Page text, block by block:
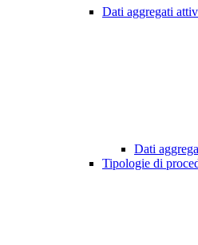
Dati aggregati
Dati
Tipologie di